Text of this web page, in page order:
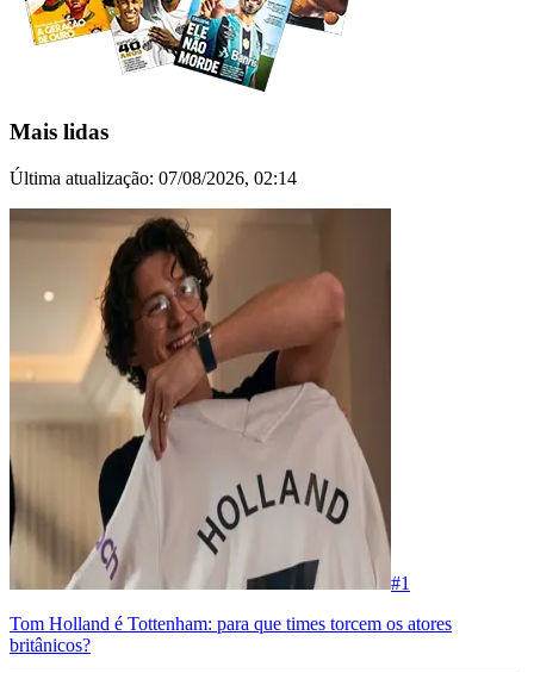
Mais lidas
Última atualização: 07/08/2026, 02:14
#1
Tom Holland é Tottenham: para que times torcem os atores
britânicos?